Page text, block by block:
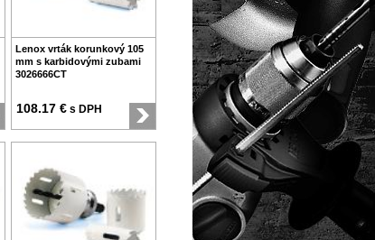
Lenox vrták korunkový 105
mm s karbidovými zubami
3026666CT
108.17 € s DPH